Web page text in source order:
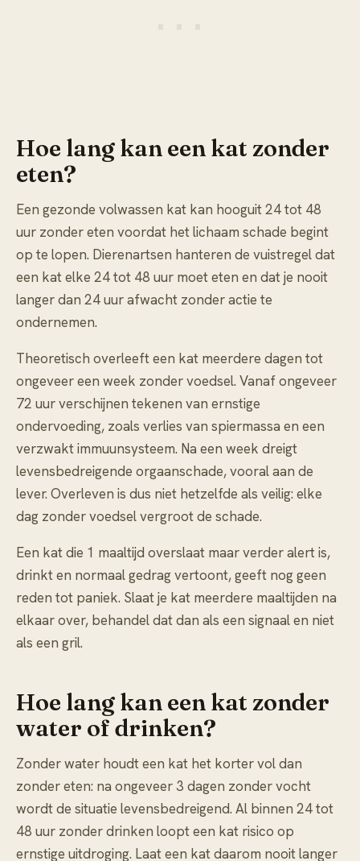
Hoe lang kan een kat zonder
eten?
Een gezonde volwassen kat kan hooguit 24 tot 48
uur zonder eten voordat het lichaam schade begint
op te lopen. Dierenartsen hanteren de vuistregel dat
een kat elke 24 tot 48 uur moet eten en dat je nooit
langer dan 24 uur afwacht zonder actie te
ondernemen.
Theoretisch overleeft een kat meerdere dagen tot
ongeveer een week zonder voedsel. Vanaf ongeveer
72 uur verschijnen tekenen van ernstige
ondervoeding, zoals verlies van spiermassa en een
verzwakt immuunsysteem. Na een week dreigt
levensbedreigende orgaanschade, vooral aan de
lever. Overleven is dus niet hetzelfde als veilig: elke
dag zonder voedsel vergroot de schade.
Een kat die 1 maaltijd overslaat maar verder alert is,
drinkt en normaal gedrag vertoont, geeft nog geen
reden tot paniek. Slaat je kat meerdere maaltijden na
elkaar over, behandel dat dan als een signaal en niet
als een gril.
Hoe lang kan een kat zonder
water of drinken?
Zonder water houdt een kat het korter vol dan
zonder eten: na ongeveer 3 dagen zonder vocht
wordt de situatie levensbedreigend. Al binnen 24 tot
48 uur zonder drinken loopt een kat risico op
ernstige uitdroging. Laat een kat daarom nooit langer